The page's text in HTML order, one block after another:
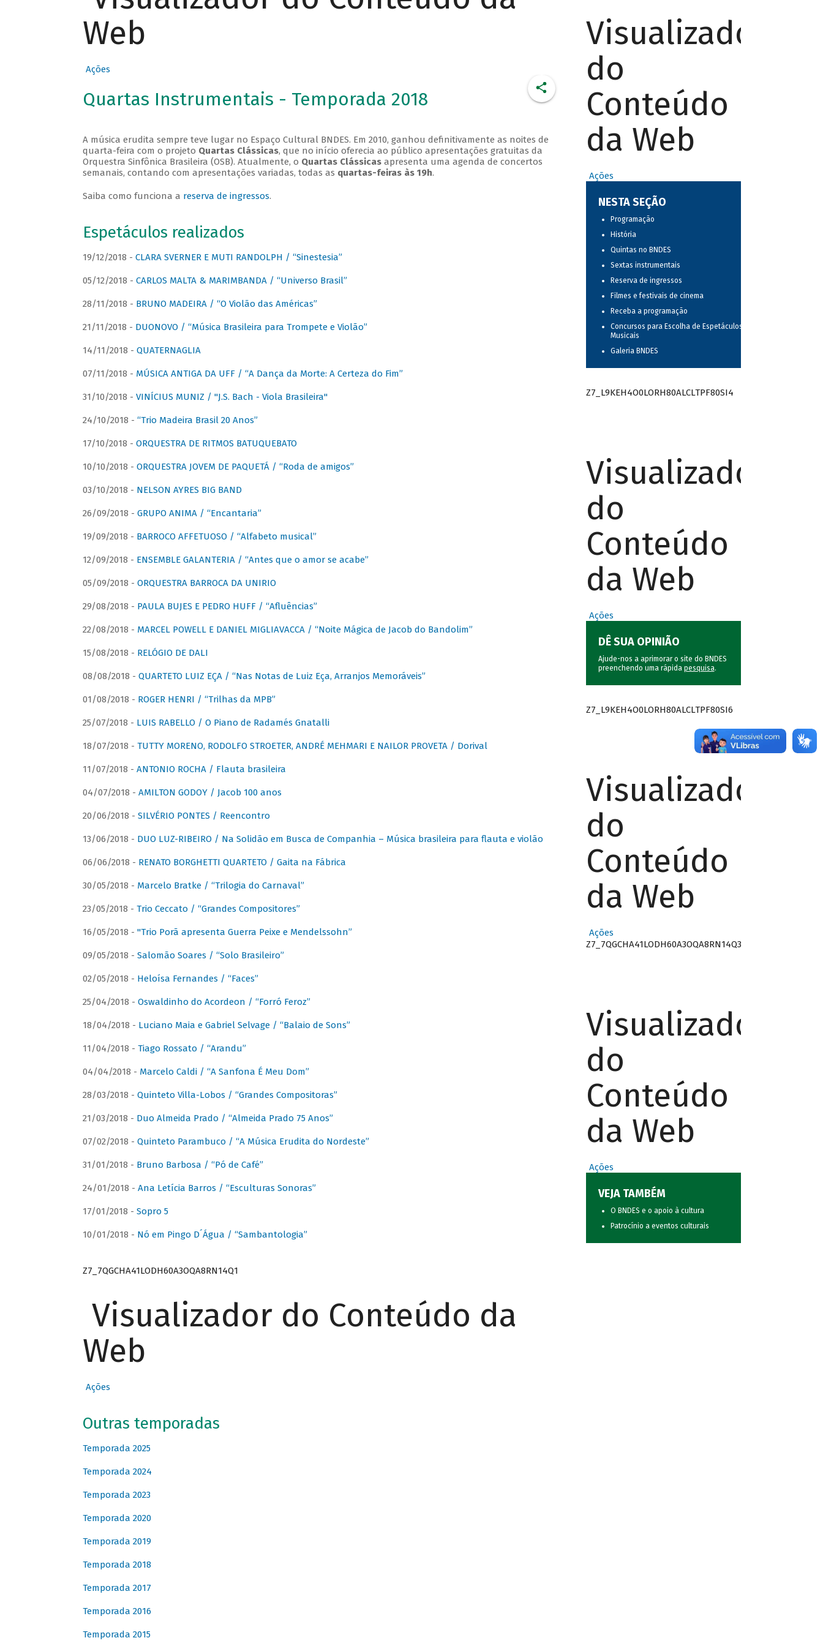
Web
Ações
Quartas Instrumentais - Temporada 2018
A música erudita sempre teve lugar no Espaço Cultural BNDES. Em 2010, ganhou definitivamente as noites de
quarta-feira com o projeto Quartas Clássicas, que no início oferecia ao público apresentações gratuitas da
Orquestra Sinfônica Brasileira (OSB). Atualmente, o Quartas Clássicasapresenta uma agenda de concertos
semanais, contando com apresentações variadas, todas as quartas-feiras às 19h.
Saiba como funciona a reserva de ingressos.
Espetáculos realizados
19/12/2018 - CLARA SVERNER E MUTI RANDOLPH / “Sinestesia”
05/12/2018 - CARLOS MALTA & MARIMBANDA / “Universo Brasil”
28/11/2018 - BRUNO MADEIRA / “O Violão das Américas”
21/11/2018 - DUONOVO / “Música Brasileira para Trompete e Violão”
14/11/2018 - QUATERNAGLIA
07/11/2018 - MÚSICA ANTIGA DA UFF / “A Dança da Morte: A Certeza do Fim”
31/10/2018 - VINÍCIUS MUNIZ / "J.S. Bach - Viola Brasileira"
24/10/2018 - “Trio Madeira Brasil 20 Anos”
17/10/2018 - ORQUESTRA DE RITMOS BATUQUEBATO
10/10/2018 - ORQUESTRA JOVEM DE PAQUETÁ / “Roda de amigos”
03/10/2018 - NELSON AYRES BIG BAND
26/09/2018 - GRUPO ANIMA / “Encantaria”
19/09/2018 - BARROCO AFFETUOSO / “Alfabeto musical”
12/09/2018 - ENSEMBLE GALANTERIA / “Antes que o amor se acabe”
05/09/2018 - ORQUESTRA BARROCA DA UNIRIO
29/08/2018 - PAULA BUJES E PEDRO HUFF / “Afluências”
22/08/2018 - MARCEL POWELL E DANIEL MIGLIAVACCA / “Noite Mágica de Jacob do Bandolim”
15/08/2018 - RELÓGIO DE DALI
08/08/2018 - QUARTETO LUIZ EÇA / “Nas Notas de Luiz Eça, Arranjos Memoráveis”
01/08/2018 - ROGER HENRI / “Trilhas da MPB”
25/07/2018 - LUIS RABELLO / O Piano de Radamés Gnatalli
18/07/2018 - TUTTY MORENO, RODOLFO STROETER, ANDRÉ MEHMARI E NAILOR PROVETA / Dorival
11/07/2018 - ANTONIO ROCHA / Flauta brasileira
04/07/2018 - AMILTON GODOY / Jacob 100 anos
20/06/2018 - SILVÉRIO PONTES / Reencontro
13/06/2018 - DUO LUZ-RIBEIRO / Na Solidão em Busca de Companhia – Música brasileira para flauta e violão
06/06/2018 - RENATO BORGHETTI QUARTETO / Gaita na Fábrica
30/05/2018 - Marcelo Bratke / “Trilogia do Carnaval”
23/05/2018 - Trio Ceccato / “Grandes Compositores”
16/05/2018 - "Trio Porã apresenta Guerra Peixe e Mendelssohn”
09/05/2018 - Salomão Soares / “Solo Brasileiro”
02/05/2018 - Heloísa Fernandes / “Faces”
25/04/2018 - Oswaldinho do Acordeon / “Forró Feroz”
18/04/2018 - Luciano Maia e Gabriel Selvage / “Balaio de Sons”
11/04/2018 - Tiago Rossato / “Arandu”
04/04/2018 - Marcelo Caldi / “A Sanfona É Meu Dom”
28/03/2018 - Quinteto Villa-Lobos / “Grandes Compositoras”
21/03/2018 - Duo Almeida Prado / “Almeida Prado 75 Anos”
07/02/2018 - Quinteto Parambuco / “A Música Erudita do Nordeste”
31/01/2018 - Bruno Barbosa / “Pó de Café”
24/01/2018 - Ana Letícia Barros / “Esculturas Sonoras”
17/01/2018 - Sopro 5
10/01/2018 - Nó em Pingo D´Água / “Sambantologia”
Z7_7QGCHA41LODH60A3OQA8RN14Q1
Visualizador do Conteúdo da
Web
Ações
Outras temporadas
Temporada 2025
Temporada 2024
Temporada 2023
Temporada 2020
Temporada 2019
Temporada 2018
Temporada 2017
Temporada 2016
Temporada 2015
Visualizador
do
Conteúdo
da Web
Ações
NESTA SEÇÃO
Programação
História
Quintas no BNDES
Sextas instrumentais
Reserva de ingressos
Filmes e festivais de cinema
Receba a programação
Concursos para Escolha de Espetáculos
Musicais
Galeria BNDES
Z7_L9KEH4O0LORH80ALCLTPF80SI4
Visualizador
do
Conteúdo
da Web
Ações
DÊ SUA OPINIÃO
Ajude-nos a aprimorar o site do BNDES
preenchendo uma rápida pesquisa.
Z7_L9KEH4O0LORH80ALCLTPF80SI6
Visualizador
do
Conteúdo
da Web
Ações
Z7_7QGCHA41LODH60A3OQA8RN14Q3
Visualizador
do
Conteúdo
da Web
Ações
VEJA TAMBÉM
O BNDES e o apoio à cultura
Patrocínio a eventos culturais